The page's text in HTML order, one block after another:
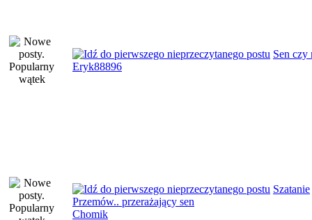
Sen czy
Eryk88896
Szatanie
Przemów.. przerażający sen
Chomik